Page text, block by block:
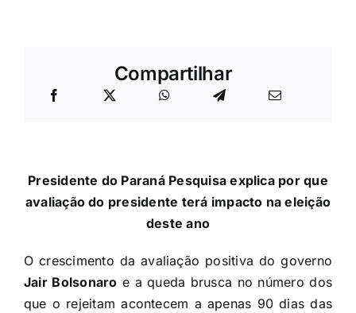
Compartilhar
Presidente do Paraná Pesquisa explica por que
avaliação do presidente terá impacto na eleição
deste ano
O crescimento da avaliação positiva do governo
Jair Bolsonaro e a queda brusca no número dos
que o rejeitam acontecem a apenas 90 dias das